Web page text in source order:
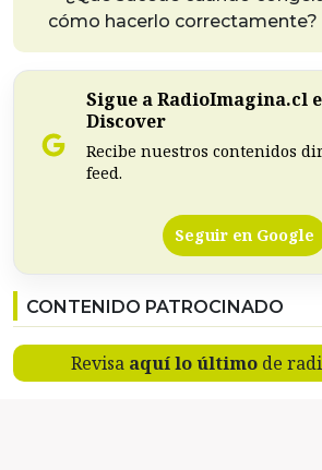
cómo hacerlo correctamente?
Sigue a RadioImagina.cl
Discover
Recibe nuestros contenidos
feed.
Seguir en Google
CONTENIDO PATROCINADO
Revisa aquí lo últimode